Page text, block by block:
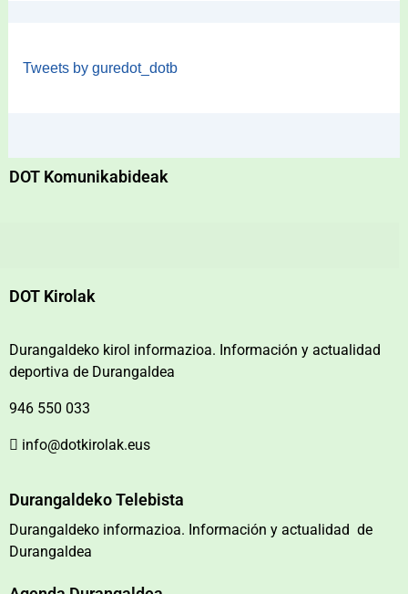
Tweets by guredot_dotb
DOT Komunikabideak
DOT Kirolak
Durangaldeko kirol informazioa. Información y actualidad
deportiva de Durangaldea
946 550 033
info@dotkirolak.eus
Durangaldeko Telebista
Durangaldeko informazioa. Información y actualidad de
Durangaldea